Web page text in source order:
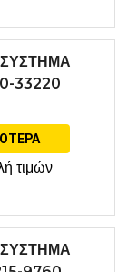
ΣΥΣΤΗΜΑ
33220
τιμών
ΣΥΣΤΗΜΑ